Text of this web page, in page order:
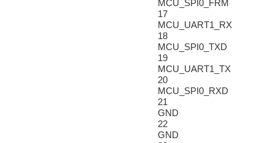
MCU_SPI0_FRM
17
MCU_UART1_RX
18
MCU_SPI0_TXD
19
MCU_UART1_TX
20
MCU_SPI0_RXD
21
GND
22
GND